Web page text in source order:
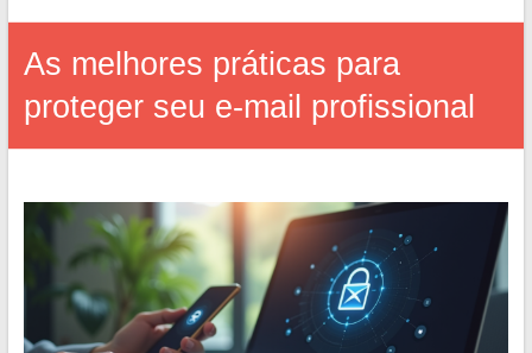
As melhores práticas para
proteger seu e-mail profissional